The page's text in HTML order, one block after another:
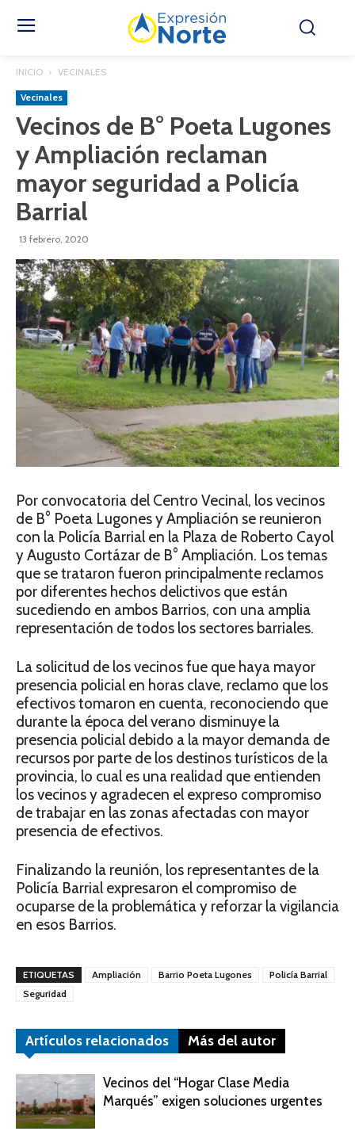
INICIO VECINALES
Vecinales
Vecinos de B° Poeta Lugones
y Ampliación reclaman
mayor seguridad a Policía
Barrial
13 febrero, 2020
Por convocatoria del Centro Vecinal, los vecinos
de B° Poeta Lugones y Ampliación se reunieron
con la Policía Barrial en la Plaza de Roberto Cayol
y Augusto Cortázar de B° Ampliación. Los temas
que se trataron fueron principalmente reclamos
por diferentes hechos delictivos que están
sucediendo en ambos Barrios, con una amplia
representación de todos los sectores barriales.
La solicitud de los vecinos fue que haya mayor
presencia policial en horas clave, reclamo que los
efectivos tomaron en cuenta, reconociendo que
durante la época del verano disminuye la
presencia policial debido a la mayor demanda de
recursos por parte de los destinos turísticos de la
provincia, lo cual es una realidad que entienden
los vecinos y agradecen el expreso compromiso
de trabajar en las zonas afectadas con mayor
presencia de efectivos.
Finalizando la reunión, los representantes de la
Policía Barrial expresaron el compromiso de
ocuparse de la problemática y reforzar la vigilancia
en esos Barrios.
ETIQUETAS Ampliación Barrio Poeta Lugones
Policía Barrial
Seguridad
Artículos relacionados Más del autor
Vecinos del “Hogar Clase Media
Marqués” exigen soluciones urgentes